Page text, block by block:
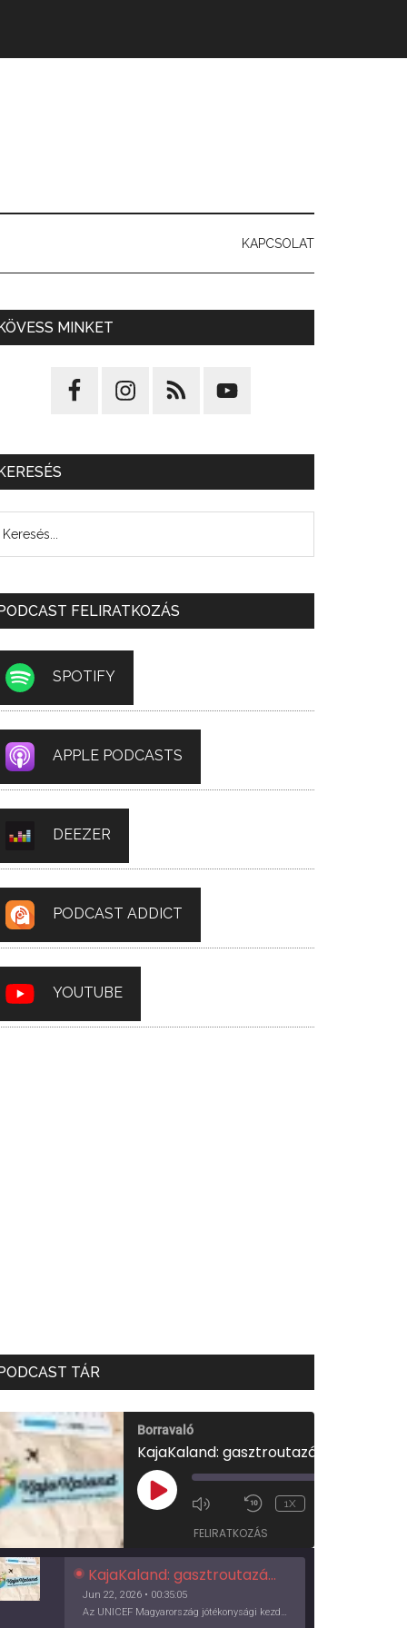
KAPCSOLAT
MINKET
FELIRATKOZÁS
SPOTIFY
APPLE PODCASTS
DEEZER
PODCAST ADDICT
YOUTUBE
TÁR
Borravaló
PLAY
EPISODE
1X
FELIRATKOZÁS
KajaKaland: gasztroutazás a föld körül
Jun 22, 2026 • 00:35:05
Az UNICEF Magyarország jótékonysági kezdeményezése izgalmas, egész éves világkörüli ízutazásra hív, igazi családi program és gasztroedukáció, illetve segítség a rászorulóknak is egyben.